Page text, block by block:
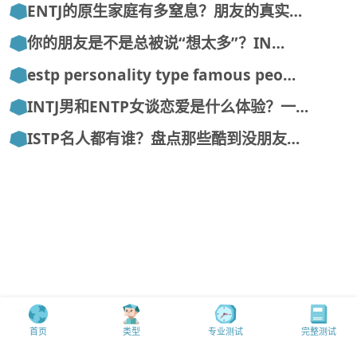
ENTJ的原生家庭有多窒息？朋友的真实…
你的朋友是不是总被说“想太多”？IN…
estp personality type famous peo…
INTJ男和ENTP女谈恋爱是什么体验？一…
ISTP名人都有谁？盘点那些酷到没朋友…
MBTI中文mbti.mobi版权所有@16personalities
首页 类型 专业测试 完整测试